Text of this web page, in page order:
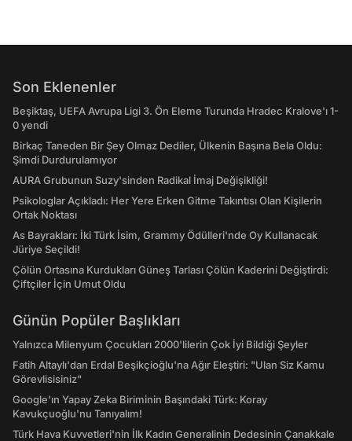
Son Eklenenler
Beşiktaş, UEFA Avrupa Ligi 3. Ön Eleme Turunda Hradec Kralove'ı 1-
0 yendi
Birkaç Taneden Bir Şey Olmaz Dediler, Ülkenin Başına Bela Oldu:
Şimdi Durdurulamıyor
AURA Grubunun Suzy'sinden Radikal İmaj Değişikliği!
Psikologlar Açıkladı: Her Yere Erken Gitme Takıntısı Olan Kişilerin
Ortak Noktası
As Bayrakları: İki Türk İsim, Grammy Ödülleri'nde Oy Kullanacak
Jüriye Seçildi!
Çölün Ortasına Kurdukları Güneş Tarlası Çölün Kaderini Değiştirdi:
Çiftçiler İçin Umut Oldu
Günün Popüler Başlıkları
Yalnızca Milenyum Çocukları 2000'lilerin Çok İyi Bildiği Şeyler
Fatih Altaylı'dan Erdal Beşikçioğlu'na Ağır Eleştiri: "Ulan Siz Kamu
Görevlisisiniz"
Google'ın Yapay Zeka Biriminin Başındaki Türk: Koray
Kavukçuoğlu'nu Tanıyalım!
Türk Hava Kuvvetleri'nin İlk Kadın Generalinin Dedesinin Çanakkale